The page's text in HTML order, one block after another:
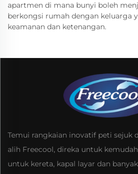
apartmen di mana bunyi boleh
berkongsi rumah dengan keluarga
keamanan dan ketenangan.
Temui rangkaian inovatif peti sejuk
alih Freecool, direka untuk
untuk kereta, kapal layar dan